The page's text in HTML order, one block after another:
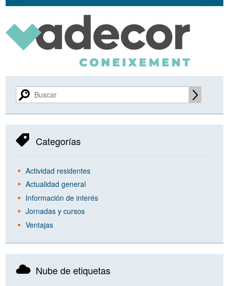
Categorías
Actividad residentes
Actualidad general
Información de interés
Jornadas y cursos
Ventajas
Nube de etiquetas